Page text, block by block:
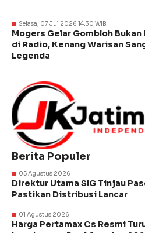
Selasa, 07 Jul 2026 14:30 WIB
Mogers Gelar Gombloh Bukan
di Radio, Kenang Warisan
Legenda
Berita Populer
05 Agustus 2026
Direktur Utama SIG Tinjau
Pastikan Distribusi Lancar
01 Agustus 2026
Harga Pertamax Cs Resmi